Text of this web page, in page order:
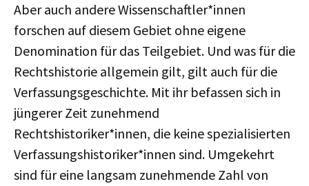
Aber auch andere Wissenschaftler*innen
forschen auf diesem Gebiet ohne eigene
Denomination für das Teilgebiet. Und was für die
Rechtshistorie allgemein gilt, gilt auch für die
Verfassungsgeschichte. Mit ihr befassen sich in
jüngerer Zeit zunehmend
Rechtshistoriker*innen, die keine spezialisierten
Verfassungshistoriker*innen sind. Umgekehrt
sind für eine langsam zunehmende Zahl von